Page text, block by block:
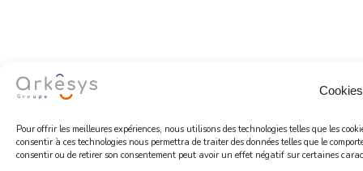
Cookies
Pour offrir les meilleures expériences, nous utilisons des technologies telles que les
consentir à ces technologies nous permettra de traiter des données telles que le
consentir ou de retirer son consentement peut avoir un effet négatif sur certaines